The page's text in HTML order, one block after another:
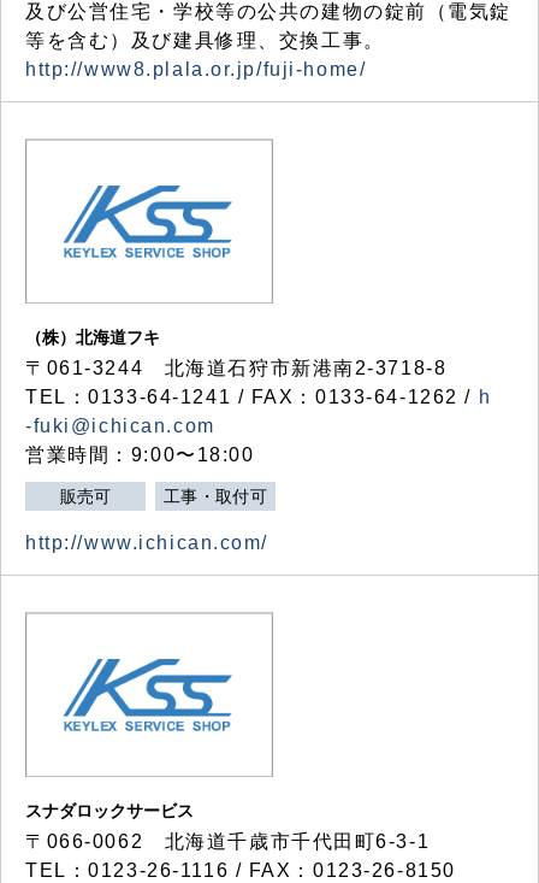
及び公営住宅・学校等の公共の建物の錠前（電気錠
等を含む）及び建具修理、交換工事。
http://www8.plala.or.jp/fuji-home/
（株）北海道フキ
〒061-3244 北海道石狩市新港南2-3718-8
TEL：0133-64-1241 / FAX：0133-64-1262 / h
-fuki@ichican.com
営業時間：9:00〜18:00
販売可 工事・取付可
http://www.ichican.com/
スナダロックサービス
〒066-0062 北海道千歳市千代田町6-3-1
TEL：0123-26-1116 / FAX：0123-26-8150